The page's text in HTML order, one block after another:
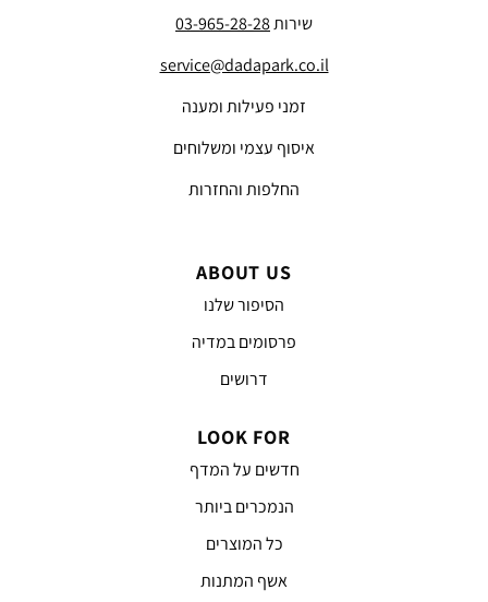
שירות03-965-28-28
service@dadapark.co.il
זמני פעילות ומענה
איסוף עצמי ומשלוחים
החלפות והחזרות
ABOUT US
הסיפור שלנו
פרסומים במדיה
דרושים
LOOK FOR
חדשים על המדף
הנמכרים ביותר
כל המוצרים
אשף המתנות